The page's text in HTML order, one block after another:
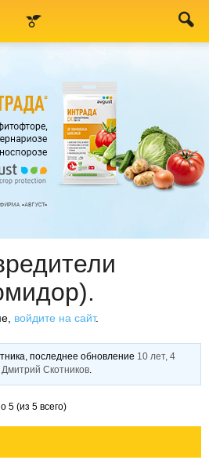
войдите на сайт.
последнее обновление 10 лет, 4
Дмитрий Скотников.
5 (из 5 всего)